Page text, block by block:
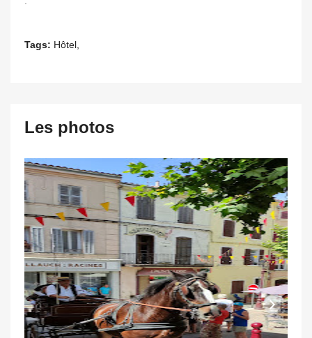
Tags: Hôtel,
Les photos